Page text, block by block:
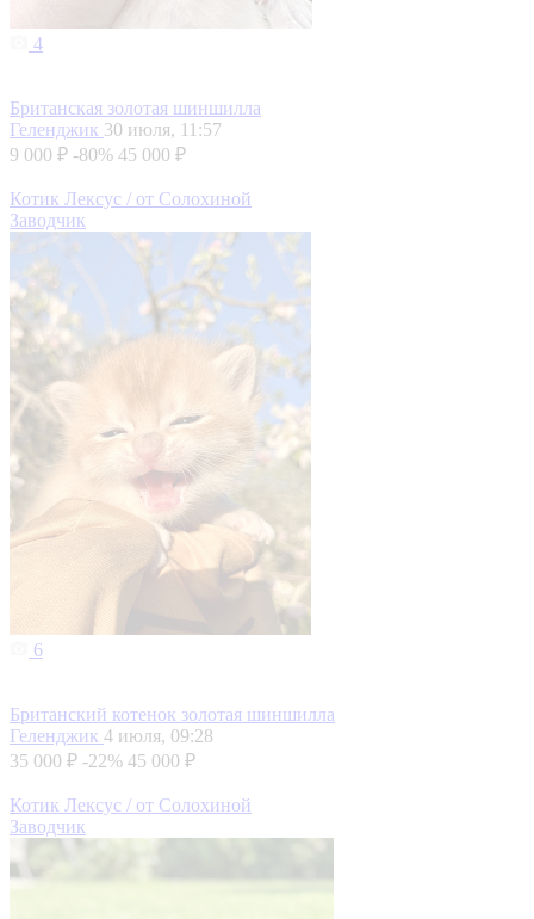
4
Британская золотая шиншилла
Геленджик 30 июля, 11:57
9 000 ₽ -80% 45 000 ₽
Котик Лексус / от Солохиной
Заводчик
6
Британский котенок золотая шиншилла
Геленджик 4 июля, 09:28
35 000 ₽ -22% 45 000 ₽
Котик Лексус / от Солохиной
Заводчик